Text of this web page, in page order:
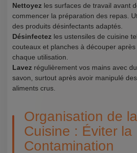
Nettoyez les surfaces de travail avant
commencer la préparation des repas.
des produits désinfectants adaptés.
Désinfectez les ustensiles de cuisine
couteaux et planches à découper après
chaque utilisation.
Lavez régulièrement vos mains avec du
savon, surtout après avoir manipulé des
aliments crus.
Organisation de la
Cuisine : Éviter la
Contamination